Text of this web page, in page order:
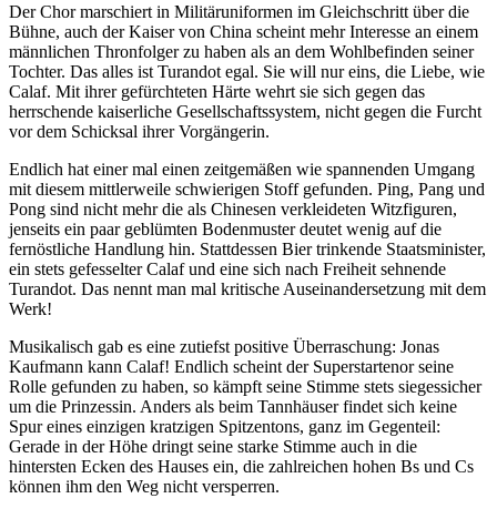
Der Chor marschiert in Militäruniformen im Gleichschritt über die
Bühne, auch der Kaiser von China scheint mehr Interesse an einem
männlichen Thronfolger zu haben als an dem Wohlbefinden seiner
Tochter. Das alles ist Turandot egal. Sie will nur eins, die Liebe, wie
Calaf. Mit ihrer gefürchteten Härte wehrt sie sich gegen das
herrschende kaiserliche Gesellschaftssystem, nicht gegen die Furcht
vor dem Schicksal ihrer Vorgängerin.
Endlich hat einer mal einen zeitgemäßen wie spannenden Umgang
mit diesem mittlerweile schwierigen Stoff gefunden. Ping, Pang und
Pong sind nicht mehr die als Chinesen verkleideten Witzfiguren,
jenseits ein paar geblümten Bodenmuster deutet wenig auf die
fernöstliche Handlung hin. Stattdessen Bier trinkende Staatsminister,
ein stets gefesselter Calaf und eine sich nach Freiheit sehnende
Turandot. Das nennt man mal kritische Auseinandersetzung mit dem
Werk!
Musikalisch gab es eine zutiefst positive Überraschung: Jonas
Kaufmann kann Calaf! Endlich scheint der Superstartenor seine
Rolle gefunden zu haben, so kämpft seine Stimme stets siegessicher
um die Prinzessin. Anders als beim Tannhäuser findet sich keine
Spur eines einzigen kratzigen Spitzentons, ganz im Gegenteil:
Gerade in der Höhe dringt seine starke Stimme auch in die
hintersten Ecken des Hauses ein, die zahlreichen hohen Bs und Cs
können ihm den Weg nicht versperren.